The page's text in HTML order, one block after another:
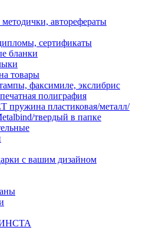
авторефераты
сертификаты
бланки
товары
факсимиле, экслибрис
полиграфия
пластиковая/металл/
твердый в папке
с вашим дизайном